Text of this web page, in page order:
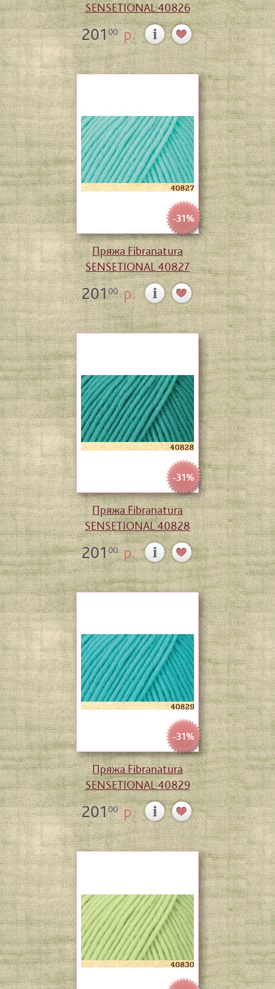
SENSETIONAL 40826
20100р.
-31%
Пряжа Fibranatura
SENSETIONAL 40827
20100р.
-31%
Пряжа Fibranatura
SENSETIONAL 40828
20100р.
-31%
Пряжа Fibranatura
SENSETIONAL 40829
20100р.